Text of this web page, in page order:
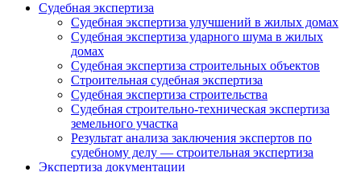
Судебная экспертиза
Судебная экспертиза улучшений в жилых домах
Судебная экспертиза ударного шума в жилых
домах
Судебная экспертиза строительных объектов
Строительная судебная экспертиза
Судебная экспертиза строительства
Судебная строительно-техническая экспертиза
земельного участка
Результат анализа заключения экспертов по
судебному делу — строительная экспертиза
Экспертиза документации